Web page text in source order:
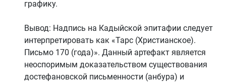
графику.
Вывод: Надпись на Кадыйской эпитафии следует
интерпретировать как «Тарс (Христианское).
Письмо 170 (года)». Данный артефакт является
неоспоримым доказательством существования
достефановской письменности (анбура) и